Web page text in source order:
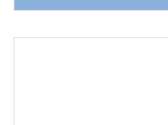
AJUSA DIEDERICHS